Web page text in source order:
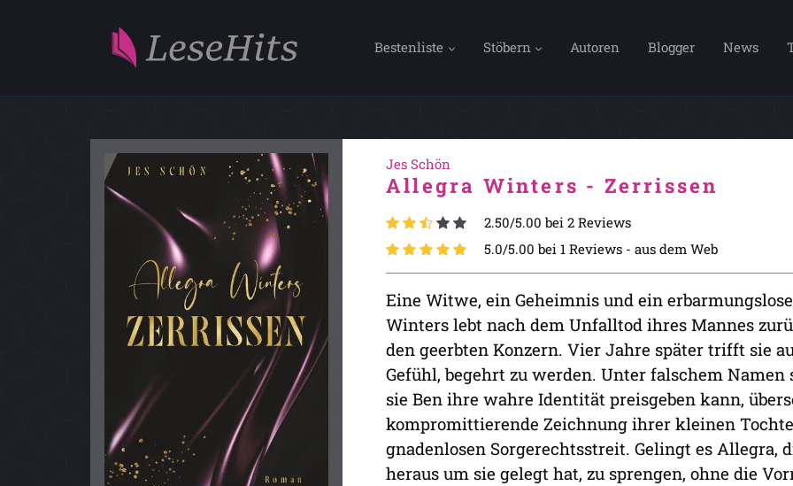
Bestenliste Stöbern Autoren Blogger News
Jes Schön
Allegra Winters - Zerrissen
2.50/5.00 bei 2 Reviews
5.0/5.00 bei 1 Reviews - aus dem Web
Eine Witwe, ein Geheimnis und ein
Winters lebt nach dem Unfalltod ihres Mannes
den geerbten Konzern. Vier Jahre später trifft sie
Gefühl, begehrt zu werden. Unter falschem
sie Ben ihre wahre Identität preisgeben kann,
kompromittierende Zeichnung ihrer kleinen
gnadenlosen Sorgerechtsstreit. Gelingt es Allegra,
heraus um sie gelegt hat, zu sprengen, ohne die